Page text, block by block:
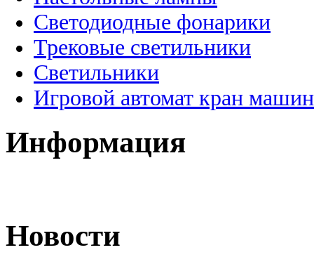
Светодиодные фонарики
Трековые светильники
Светильники
Игровой автомат кран
Информация
Новости